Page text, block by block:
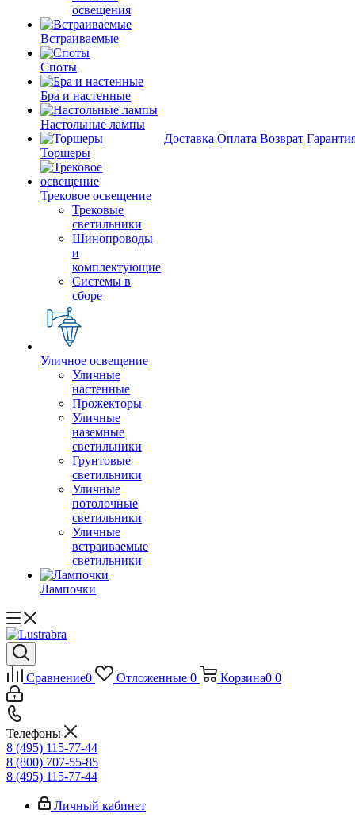
освещения
Встраиваемые
Споты
Бра и настенные
Настольные лампы
Торшеры
Трековое освещение
Трековые
светильники
Шинопроводы
и
комплектующие
Системы в
сборе
Уличное освещение
Уличные
настенные
Прожекторы
Уличные
наземные
светильники
Грунтовые
светильники
Уличные
потолочные
светильники
Уличные
встраиваемые
светильники
Лампочки
Доставка Оплата Возврат
Сравнение0 Отложенные 0 Корзина0 0
Телефоны
8 (495) 115-77-44
8 (800) 707-55-85
8 (495) 115-77-44
Личный кабинет